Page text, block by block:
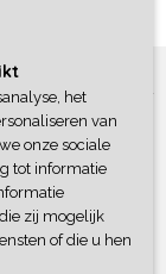
No Way Monday
het
van
onze sociale
tot informatie
zij mogelijk
of die u hen